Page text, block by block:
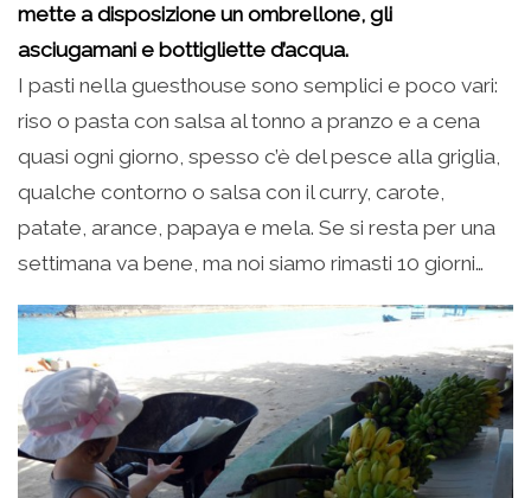
mette a disposizione un ombrellone, gli
asciugamani e bottigliette d’acqua.
I pasti nella guesthouse sono semplici e poco vari:
riso o pasta con salsa al tonno a pranzo e a cena
quasi ogni giorno, spesso c’è del pesce alla griglia,
qualche contorno o salsa con il curry, carote,
patate, arance, papaya e mela. Se si resta per una
settimana va bene, ma noi siamo rimasti 10 giorni…